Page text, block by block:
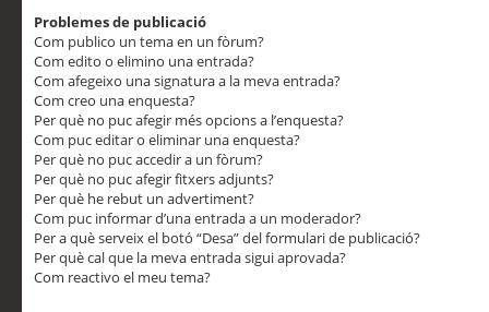
Problemes de publicació
Com publico un tema en un fòrum?
Com edito o elimino una entrada?
Com afegeixo una signatura a la meva entrada?
Com creo una enquesta?
Per què no puc afegir més opcions a l’enquesta?
Com puc editar o eliminar una enquesta?
Per què no puc accedir a un fòrum?
Per què no puc afegir fitxers adjunts?
Per què he rebut un advertiment?
Com puc informar d’una entrada a un moderador?
Per a què serveix el botó “Desa” del formulari de publicació?
Per què cal que la meva entrada sigui aprovada?
Com reactivo el meu tema?